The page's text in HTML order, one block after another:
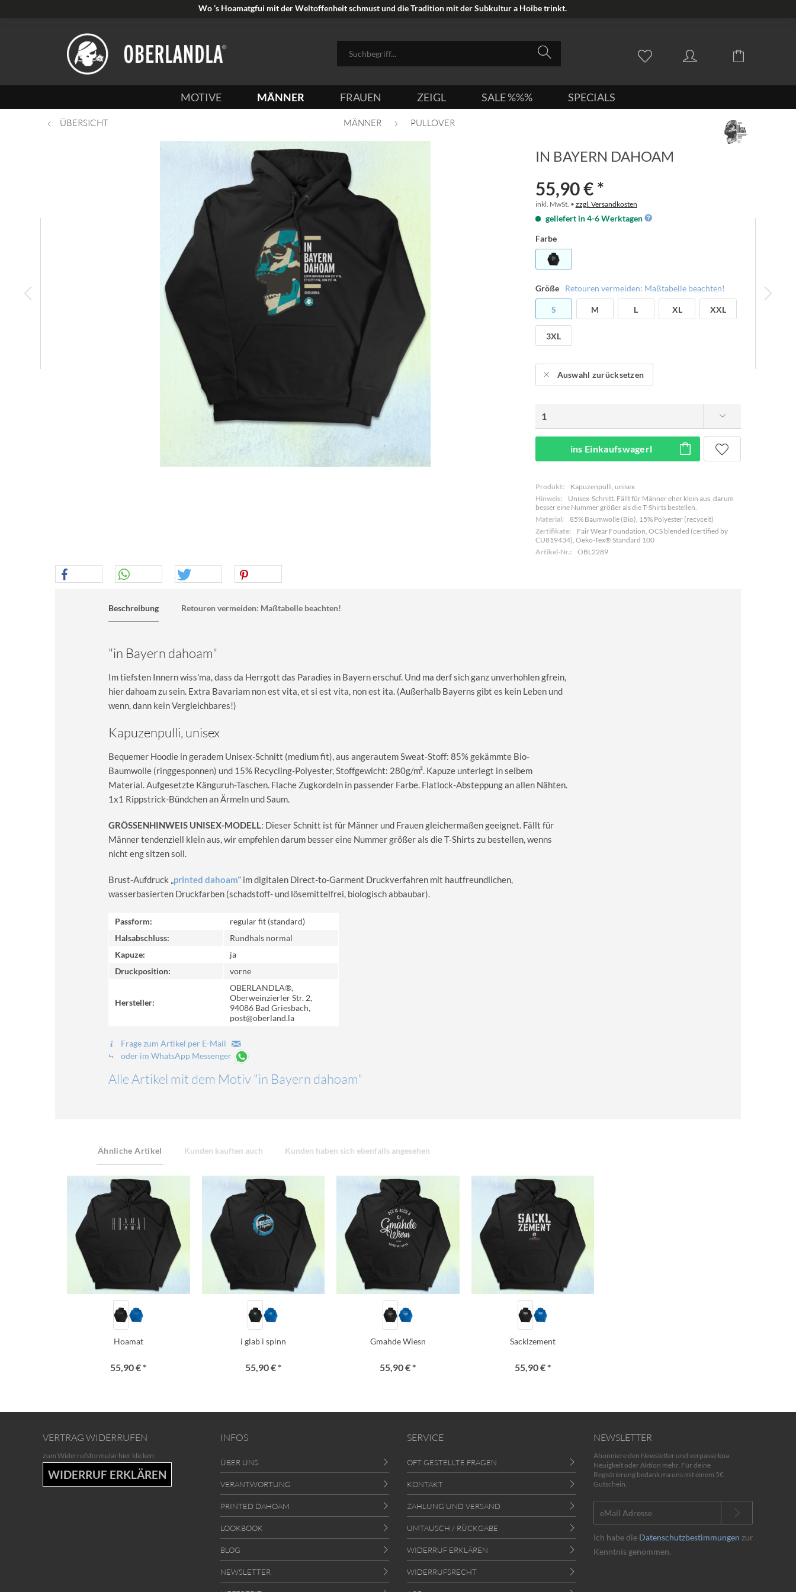
Wo ’s Hoamatgfui mit der Weltoffenheit schmust und die Tradition mit der Subkultur a Hoibe trinkt.
MOTIVE MÄNNER FRAUEN ZEIGL SALE %%% SPECIALS
ÜBERSICHT MÄNNER PULLOVER
IN BAYERN DAHOAM
55,90 € *
inkl. MwSt. • zzgl. Versandkosten
geliefert in 4-6 Werktagen
Farbe
Größe Retouren vermeiden: Maßtabelle beachten!
S M L XL XXL
3XL
Auswahl zurücksetzen
ins Einkaufswagerl
Produkt:
Kapuzenpulli, unisex
Hinweis:
Unisex-Schnitt. Fällt für Männer eher klein aus, darum
besser eine Nummer größer als die T-Shirts bestellen.
Material:
85% Baumwolle (Bio), 15% Polyester (recycelt)
Zertifikate:
Fair Wear Foundation, OCS blended (certified by
CU819434), Oeko-Tex® Standard 100
Artikel-Nr.:
OBL2289
Beschreibung Retouren vermeiden: Maßtabelle beachten!
"in Bayern dahoam"
Im tiefsten Innern wiss'ma, dass da Herrgott das Paradies in Bayern erschuf. Und ma derf sich ganz unverhohlen gfrein,
hier dahoam zu sein. Extra Bavariam non est vita, et si est vita, non est ita. (Außerhalb Bayerns gibt es kein Leben und
wenn, dann kein Vergleichbares!)
Kapuzenpulli, unisex
Bequemer Hoodie in geradem Unisex-Schnitt (medium fit), aus angerautem Sweat-Stoff: 85% gekämmte Bio-
Baumwolle (ringgesponnen) und 15% Recycling-Polyester, Stoffgewicht: 280g/m². Kapuze unterlegt in selbem
Material. Aufgesetzte Känguruh-Taschen. Flache Zugkordeln in passender Farbe. Flatlock-Absteppung an allen Nähten.
1x1 Rippstrick-Bündchen an Ärmeln und Saum.
GRÖSSENHINWEIS UNISEX-MODELL: Dieser Schnitt ist für Männer und Frauen gleichermaßen geeignet. Fällt für
Männer tendenziell klein aus, wir empfehlen darum besser eine Nummer größer als die T-Shirts zu bestellen, wenns
nicht eng sitzen soll.
Brust-Aufdruck „printed dahoam“ im digitalen Direct-to-Garment Druckverfahren mit hautfreundlichen,
wasserbasierten Druckfarben (schadstoff- und lösemittelfrei, biologisch abbaubar).
Passform:
regular fit (standard)
Halsabschluss:
Rundhals normal
Kapuze:
ja
Druckposition:
vorne
Hersteller:
OBERLANDLA®,
Oberweinzierler Str. 2,
94086 Bad Griesbach,
post@oberland.la
Frage zum Artikel per E-Mail
oder im WhatsApp Messenger
Alle Artikel mit dem Motiv "in Bayern dahoam"
Ähnliche Artikel Kunden kauften auch Kunden haben sich ebenfalls angesehen
Hoamat
55,90 € *
i glab i spinn
55,90 € *
Gmahde Wiesn
55,90 € *
Sacklzement
55,90 € *
VERTRAG WIDERRUFEN
zum Widerrufsformular hier klicken:
WIDERRUF ERKLÄREN
INFOS
ÜBER UNS
VERANTWORTUNG
PRINTED DAHOAM
LOOKBOOK
BLOG
NEWSLETTER
SERVICE
OFT GESTELLTE FRAGEN
KONTAKT
ZAHLUNG UND VERSAND
UMTAUSCH / RÜCKGABE
WIDERRUF ERKLÄREN
WIDERRUFSRECHT
NEWSLETTER
Abonniere den Newsletter und verpasse koa
Neuigkeit oder Aktion mehr. Für deine
Registrierung bedank ma uns mit einem 5€
Gutschein.
Ich habe die Datenschutzbestimmungen zur
Kenntnis genommen.